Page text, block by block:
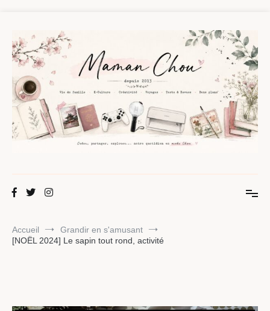
contenu
Maman Chou
Accueil
Grandir en s'amusant
[NOËL 2024] Le sapin tout rond, activité